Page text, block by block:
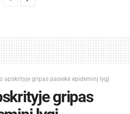
apskrityje gripas pasiekė epideminį lygį
gripas